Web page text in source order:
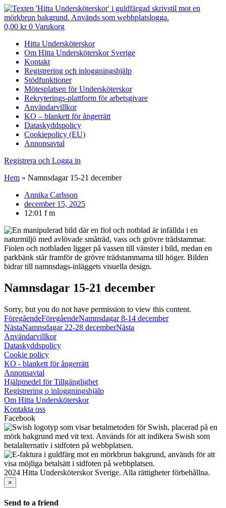
0,00 kr 0 Varukorg
Hitta Undersköterskor
Om Hitta Undersköterskor Sverige
Kontakt
Registrering och inloggningshjälp
Stödfunktioner
Mötesplatsen för Undersköterskor
Rekryterings-plattform för arbetsgivare
Användarvillkor
KO – blankett för ångerrätt
Dataskyddspolicy
Cookiepolicy (EU)
Annonsavtal
Registrera och Logga in
Hem » Namnsdagar 15-21 december
Annika Carlsson
december 15, 2025
12:01 f m
Namnsdagar 15-21 december
Sorry, but you do not have permission to view this content.
FöregåendeFöregåendeNamnsdagar 8-14 december
NästaNamnsdagar 22-28 decemberNästa
Användarvillkor
Dataskyddspolicy
Cookie policy
KO - blankett för ångerrätt
Annonsavtal
Hjälpmedel för Tillgänglighet
Registrering o inloggningshjälp
Om Hitta Undersköterskor
Kontakta oss
Facebook
2024 Hitta Undersköterskor Sverige. Alla rättigheter förbehållna.
×
Send to a friend